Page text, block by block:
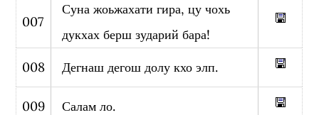
007
Суна жоьжахати гира, цу чохь
дукхах берш зударий бара!
008
Дегнаш дегош долу кхо элп.
009 Салам ло.